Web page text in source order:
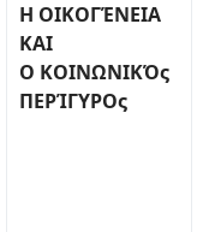
Η ΟΙΚΟΓΈΝΕΙΑ
ΚΑΙ
Ο ΚΟΙΝΩΝΙΚΌς
ΠΕΡΊΓΥΡΟς